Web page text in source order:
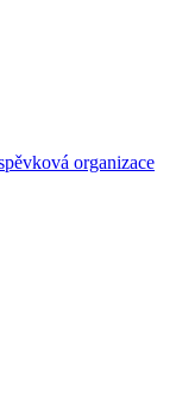
organizace